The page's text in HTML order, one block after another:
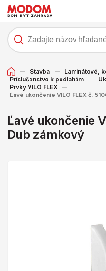
Stavba
Laminátové,
Príslušenstvo k podlahám
Prvky VILO FLEX
Ľavé ukončenie VILO FLEX č.
Ľavé ukončenie
Dub zámkový